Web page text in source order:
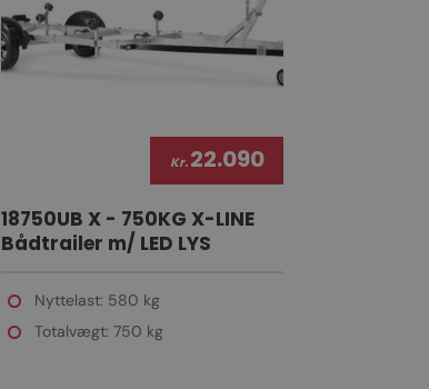
Kr.22.090
18750UB X - 750KG X-LINE
Bådtrailer m/ LED LYS
Nyttelast: 580 kg
Totalvægt: 750 kg